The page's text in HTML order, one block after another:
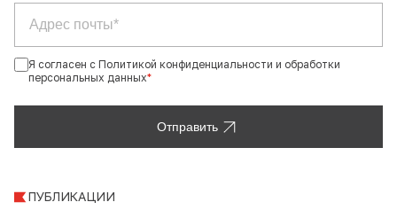
Я согласен с Политикой конфиденциальности и обработки
персональных данных*
Отправить
ПУБЛИКАЦИИ